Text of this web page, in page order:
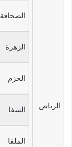
الرياض
الصحافة
الزهرة
الحزم
الشفا
الملقا